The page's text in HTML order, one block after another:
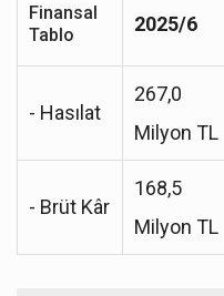
Finansal
Tablo
2025/6
- Hasılat
267,0
Milyon TL
- Brüt Kâr
168,5
Milyon TL